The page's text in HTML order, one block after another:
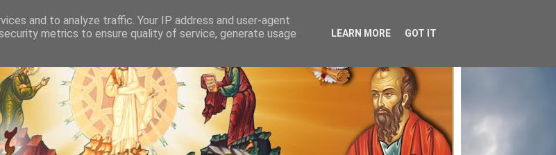
and to analyze traffic. Your IP address and user-agent
metrics to ensure quality of service, generate usage
LEARN MORE GOT IT